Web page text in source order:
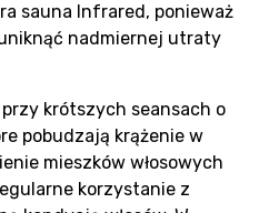
sauna Infrared, ponieważ
nadmiernej utraty
krótszych seansach o
pobudzają krążenie w
mieszków włosowych
korzystanie z